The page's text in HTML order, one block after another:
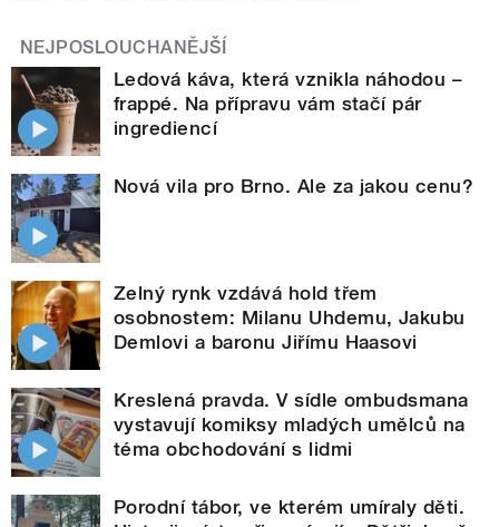
NEJPOSLOUCHANĚJŠÍ
Ledová káva, která vznikla náhodou –
frappé. Na přípravu vám stačí pár
ingrediencí
Nová vila pro Brno. Ale za jakou cenu?
Zelný rynk vzdává hold třem
osobnostem: Milanu Uhdemu, Jakubu
Demlovi a baronu Jiřímu Haasovi
Kreslená pravda. V sídle ombudsmana
vystavují komiksy mladých umělců na
téma obchodování s lidmi
Porodní tábor, ve kterém umíraly děti.